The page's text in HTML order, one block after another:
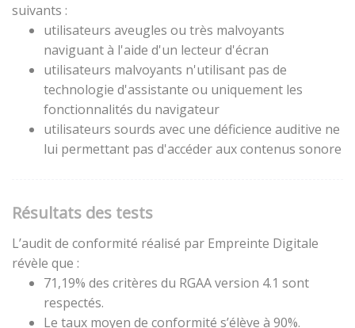
suivants :
utilisateurs aveugles ou très malvoyants
naviguant à l'aide d'un lecteur d'écran
utilisateurs malvoyants n'utilisant pas de
technologie d'assistante ou uniquement les
fonctionnalités du navigateur
utilisateurs sourds avec une déficience auditive ne
lui permettant pas d'accéder aux contenus sonore
Résultats des tests
L’audit de conformité réalisé par Empreinte Digitale
révèle que :
71,19% des critères du RGAA version 4.1 sont
respectés.
Le taux moyen de conformité s’élève à 90%.